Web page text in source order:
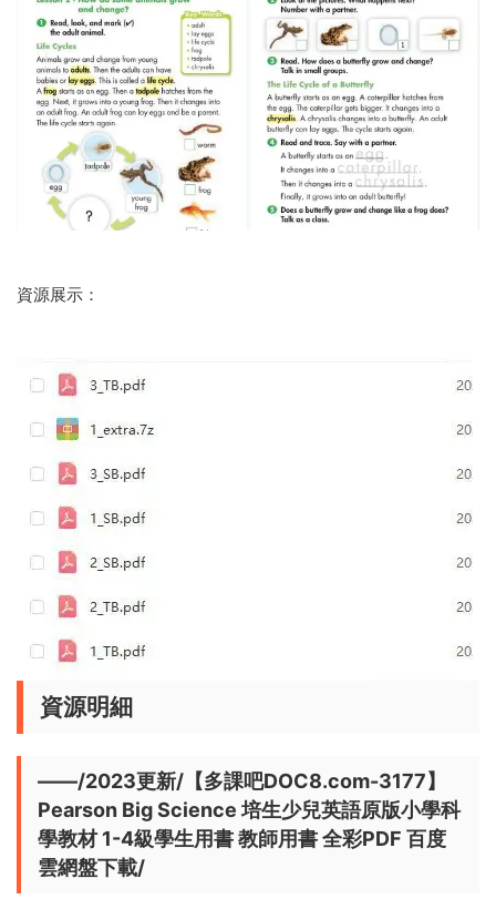
資源展示：
資源明細
——/2023更新/【多課吧DOC8.com-3177】
Pearson Big Science 培生少兒英語原版小學科
學教材 1-4級學生用書 教師用書 全彩PDF 百度
雲網盤下載/